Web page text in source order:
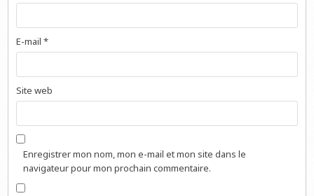
E-mail*
Site web
Enregistrer mon nom, mon e-mail et mon site dans le
navigateur pour mon prochain commentaire.